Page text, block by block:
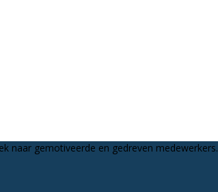
naar gemotiveerde en gedreven medewerkers.